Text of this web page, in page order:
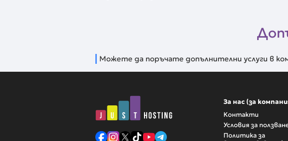
Можете да поръчате допълнителни услуги в
За нас (за
Контакти
Условия за
Политика за